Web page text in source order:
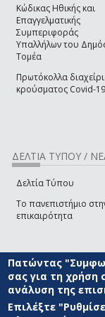
Κώδικας Ηθικής και
Επαγγελματικής
Συμπεριφοράς
Υπαλλήλων του
Τομέα
Πρωτόκολλα
κρούσματος Covid-19
ΔΕΛΤΙΑ ΤΥΠΟΥ /
Δελτία Τύπου
Το πανεπιστήμιο
επικαιρότητα
Πατώντας
σας για τη χρήση
ανάλυση της
Επιλέξτε